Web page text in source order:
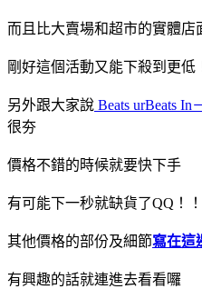
而且比大賣場和超市的實體店
剛好這個活動又能下殺到更低
另外跟大家說 Beats urBeats
很夯
價格不錯的時候就要快下手
有可能下一秒就缺貨了QQ！！
其他價格的部份及細節寫在這
有興趣的話就連進去看看囉